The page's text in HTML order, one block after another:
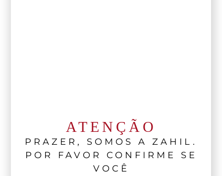
ATENÇÃO
PRAZER, SOMOS A ZAHIL.
POR FAVOR CONFIRME SE
VOCÊ